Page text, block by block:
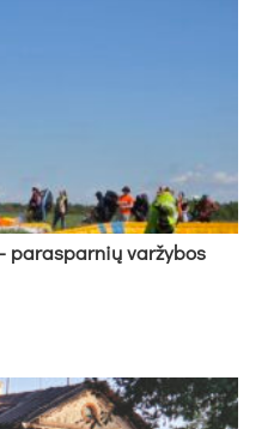
pa­ras­par­nių var­žy­bos